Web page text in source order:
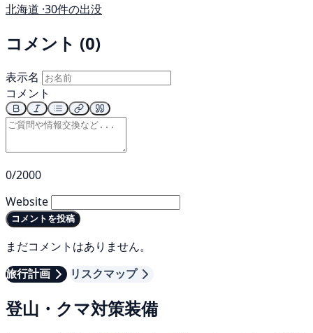
北海道 ·30件の出没
コメント (0)
表示名
コメント
0/2000
Website
コメントを投稿
まだコメントはありません。
旅行計画
リスクマップ
登山・クマ対策装備